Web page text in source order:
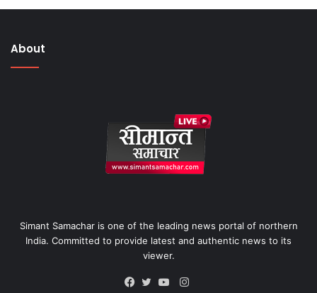
About
Simant Samachar is one of the leading news portal of northern
India. Committed to provide latest and authentic news to its
viewer.
Instagram